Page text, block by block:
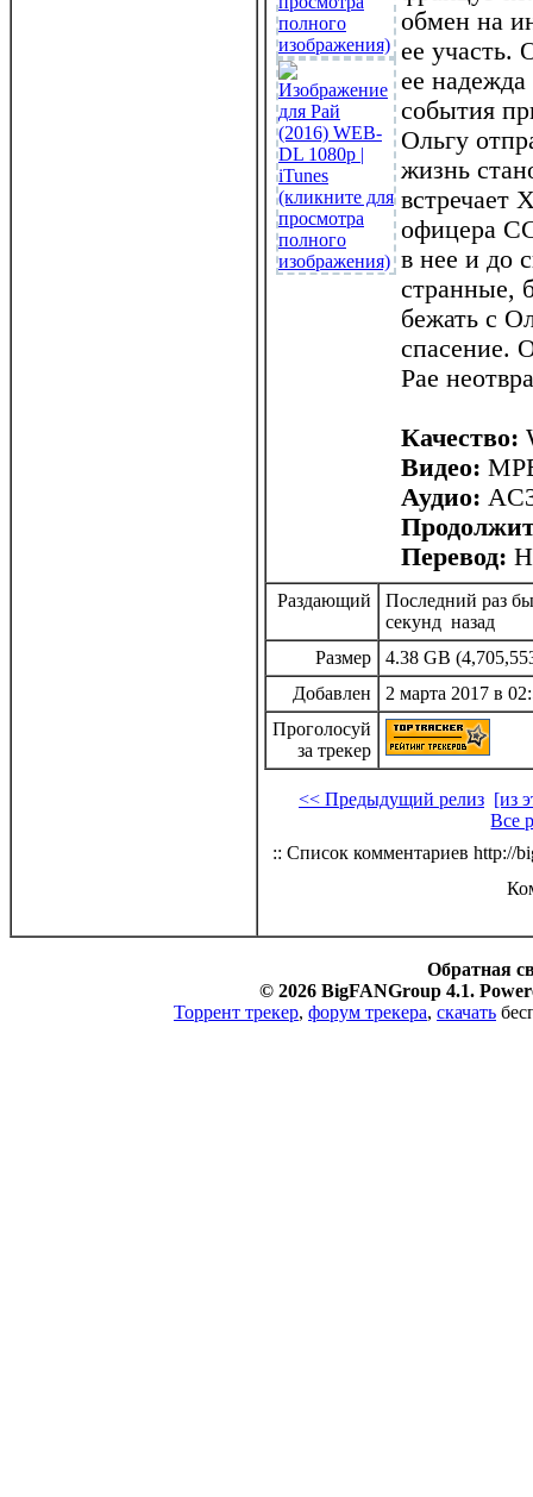
обмен на
ее участь.
ее надежда
события
Ольгу
жизнь
встречает
офицера
в нее и до
странные,
бежать с
спасение.
Рае
Качество:
Видео:
Аудио:
Перевод:
Раздающий
Последний раз
секунд назад
Размер
4.38 GB
Добавлен
2 марта 2017 в
Проголосуй
за трекер
<< Предыдущий релиз [из
Все
:: Список комментариев http://
Обратная
© 2026 BigFANGroup 4.1.
Торрент трекер, форум трекера, скачать